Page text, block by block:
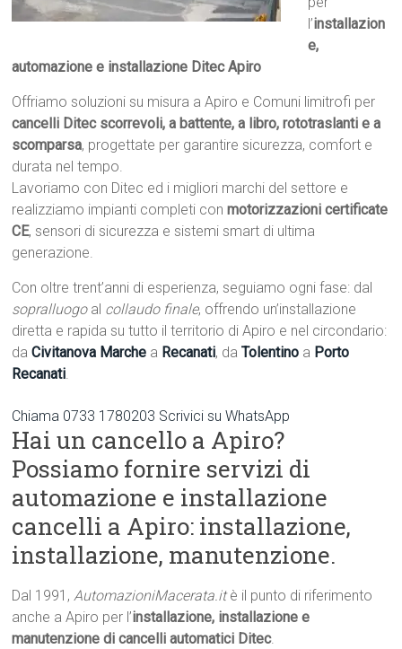
l’installazion
e,
automazione e installazione Ditec Apiro
Offriamo soluzioni su misura a Apiro e Comuni limitrofi per
cancelli Ditec scorrevoli, a battente, a libro, rototraslanti e a
scomparsa, progettate per garantire sicurezza, comfort e
durata nel tempo.
Lavoriamo con Ditec ed i migliori marchi del settore e
realizziamo impianti completi conmotorizzazioni certificate
CE, sensori di sicurezza e sistemi smart di ultima
generazione.
Con oltre trent’anni di esperienza, seguiamo ogni fase: dal
sopralluogo al collaudo finale, offrendo un’installazione
diretta e rapida su tutto il territorio di Apiro e nel circondario:
daCivitanova Marche a Recanati, daTolentino a Porto
Recanati.
Chiama 0733 1780203 Scrivici su WhatsApp
Hai un cancello a Apiro?
Possiamo fornire servizi di
automazione e installazione
cancelli a Apiro: installazione,
installazione, manutenzione.
Dal 1991,AutomazioniMacerata.itè il punto di riferimento
anche a Apiro per l’installazione, installazione e
manutenzione di cancelli automatici Ditec.